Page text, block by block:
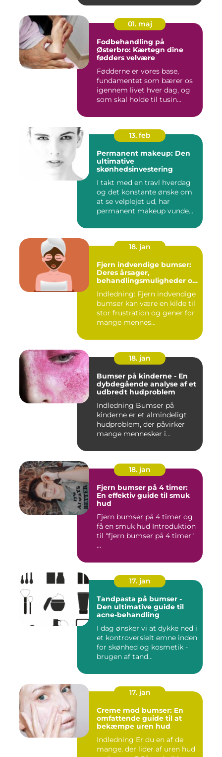
01. maj
Fodbehandling på
Østerbro: Kærtegn dine
fødders velvære
Fødderne er vores base,
fundamentet som bærer os
igennem livet hver dag, og
som skal holde til tusin...
13. feb
Permanent makeup: Den
ultimative
skønhedsinvestering
I takt med en travl hverdag
og det konstante ønske om
at se velplejet ud, har
permanent makeup vunde...
18. jan
Fjern indvendige bumser:
Deres årsager,
behandlingsmuligheder og
Indledning: Fjern indvendige
bumser kan være en kilde til
stor frustration og gener for
mange mennes...
18. jan
Bumser på kinderne - En
dybdegående analyse af et
udbredt hudproblem
Indledning Bumser på
kinderne er et almindeligt
hudproblem, der påvirker
mange mennesker i
18. jan
Fjern bumser på 4 timer:
En effektiv guide til smuk
hud
Fjern bumser på 4 timer og
få en smuk hud Introduktion
til "fjern bumser på 4 timer"
...
17. jan
Tandpasta på bumser -
Den ultimative guide til
acne-behandling
I dag ønsker vi at dykke ned i
et kontroversielt emne inden
for skønhed og kosmetik -
brugen af tand...
17. jan
Creme mod bumser: En
omfattende guide til at
bekæmpe uren hud
Indledning Er du en af de
mange, der lider af uren hud